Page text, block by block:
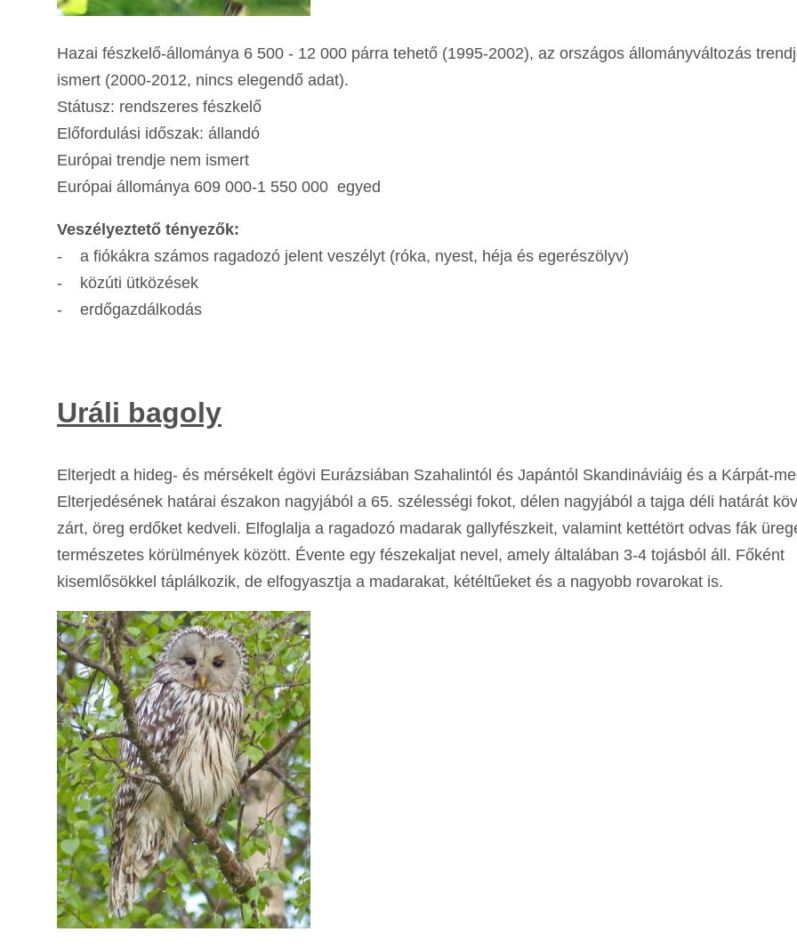
Hazai fészkelő-állománya 6 500 - 12 000 párra tehető (1995-2002), az országos állományváltozás
ismert (2000-2012, nincs elegendő adat).
Státusz: rendszeres fészkelő
Előfordulási időszak: állandó
Európai trendje nem ismert
Európai állománya 609 000-1 550 000 egyed
Veszélyeztető tényezők:
- a fiókákra számos ragadozó jelent veszélyt (róka, nyest, héja és egerészölyv)
- közúti ütközések
- erdőgazdálkodás
Uráli bagoly
Elterjedt a hideg- és mérsékelt égövi Eurázsiában Szahalintól és Japántól Skandináviáig és a Kárpát-
Elterjedésének határai északon nagyjából a 65. szélességi fokot, délen nagyjából a tajga déli határát
zárt, öreg erdőket kedveli. Elfoglalja a ragadozó madarak gallyfészkeit, valamint kettétört odvas fák
természetes körülmények között. Évente egy fészekaljat nevel, amely általában 3-4 tojásból áll. Főként
kisemlősökkel táplálkozik, de elfogyasztja a madarakat, kétéltűeket és a nagyobb rovarokat is.